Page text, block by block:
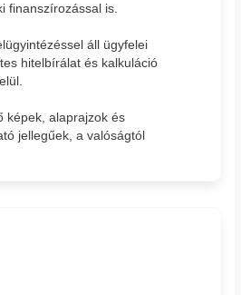
finanszírozással is.
áll ügyfelei
hitelbírálat és kalkuláció
képek, alaprajzok és
jellegűek, a valóságtól